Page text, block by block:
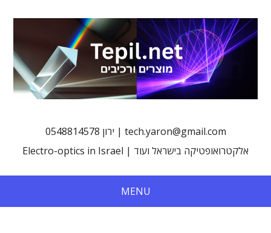
0548814578 ירון | tech.yaron@gmail.com
Electro-optics in Israel | אלקטרואופטיקה בישראל ועוד
MENU